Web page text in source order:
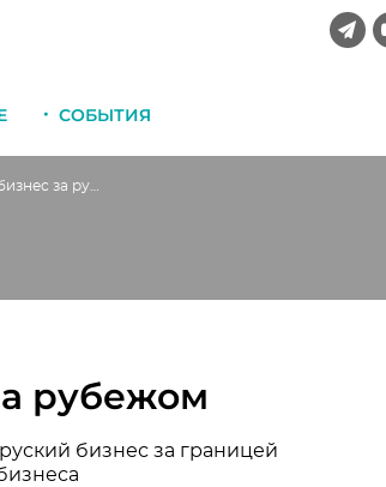
СОБЫТИЯ
Белорусский бизнес за рубежом
рубежом
бизнес за границей